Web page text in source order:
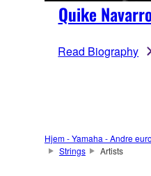
Quike
Read Biography
Hjem - Yamaha - Andre
Strings
Artists